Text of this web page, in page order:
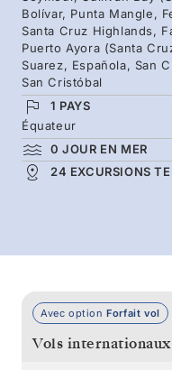
sur les rivages
baleines à bosse
leur saison. Partez
l’archipel, où vous
des Galápagos,
hauts plateaux de
Bolívar, Punta Mangle,
Santa Cruz Highlands,
Puerto Ayora (Santa
Suarez, Española, San
San Cristóbal
1 PAYS
Équateur
0 JOUR EN MER
24 EXCURSIONS
Avec option Forfait vol
Vols internationaux